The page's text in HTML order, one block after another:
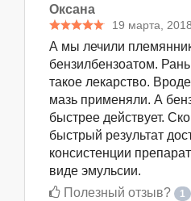
Оксана
19 марта,
А мы лечили
бензилбензоатом.
такое лекарство.
мазь применяли. А
быстрее действует.
быстрый результат
консистенции
виде эмульсии.
Полезный отзыв?
1